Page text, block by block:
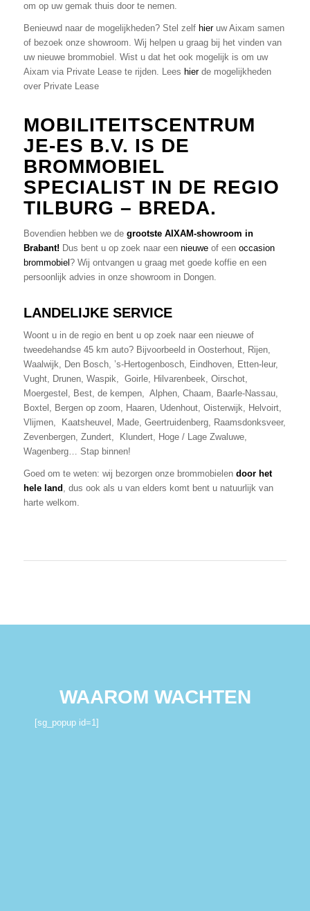
om op uw gemak thuis door te nemen.
Benieuwd naar de mogelijkheden? Stel zelf hieruw Aixam samen
of bezoek onze showroom. Wij helpen u graag bij het vinden van
uw nieuwe brommobiel. Wist u dat het ook mogelijk is om uw
Aixam via Private Lease te rijden. Lees hierde mogelijkheden
over Private Lease
MOBILITEITSCENTRUM
JE-ES B.V. IS DE
BROMMOBIEL
SPECIALIST IN DE REGIO
TILBURG – BREDA.
Bovendien hebben we de grootste AIXAM-showroom in
Brabant! Dus bent u op zoek naar een nieuweof een occasion
brommobiel ? Wij ontvangen u graag met goede koffie en een
persoonlijk advies in onze showroom in Dongen.
LANDELIJKE SERVICE
Woont u in de regio en bent u op zoek naar een nieuwe of
tweedehandse 45 km auto? Bijvoorbeeld in Oosterhout, Rijen,
Waalwijk, Den Bosch, ’s-Hertogenbosch, Eindhoven, Etten-leur,
Vught, Drunen, Waspik, Goirle, Hilvarenbeek, Oirschot,
Moergestel, Best, de kempen, Alphen, Chaam, Baarle-Nassau,
Boxtel, Bergen op zoom, Haaren, Udenhout, Oisterwijk, Helvoirt,
Vlijmen, Kaatsheuvel, Made, Geertruidenberg, Raamsdonksveer,
Zevenbergen, Zundert, Klundert, Hoge / Lage Zwaluwe,
Wagenberg… Stap binnen!
Goed om te weten: wij bezorgen onze brommobielen door het
hele land , dus ook als u van elders komt bent u natuurlijk van
harte welkom.
WAAROM WACHTEN
[sg_popup id=1]